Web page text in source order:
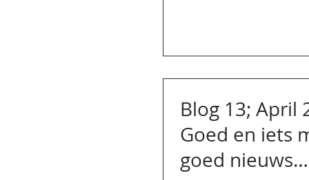
Blog 13; April
Goed en iets
goed nieuws…